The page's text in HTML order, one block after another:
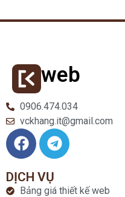
web
0906.474.034
vckhang.it@gmail.com
DỊCH VỤ
Bảng giá thiết kế web